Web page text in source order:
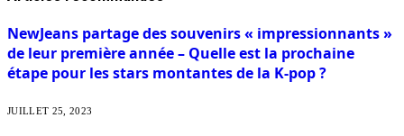
NewJeans partage des souvenirs « impressionnants »
de leur première année – Quelle est la prochaine
étape pour les stars montantes de la K-pop ?
JUILLET 25, 2023